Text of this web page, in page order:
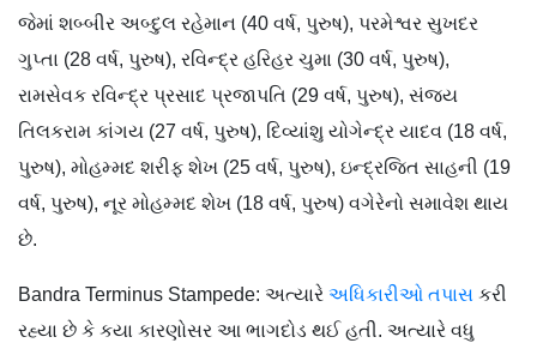
જેમાં શબ્બીર અબ્દુલ રહેમાન (40 વર્ષ, પુરુષ), પરમેશ્વર સુખદર
ગુપ્તા (28 વર્ષ, પુરુષ), રવિન્દ્ર હરિહર ચુમા (30 વર્ષ, પુરુષ),
રામસેવક રવિન્દ્ર પ્રસાદ પ્રજાપતિ (29 વર્ષ, પુરુષ), સંજય
તિલકરામ કાંગય (27 વર્ષ, પુરુષ), દિવ્યાંશુ યોગેન્દ્ર યાદવ (18 વર્ષ,
પુરુષ), મોહમ્મદ શરીફ શેખ (25 વર્ષ, પુરુષ), ઇન્દ્રજિત સાહની (19
વર્ષ, પુરુષ), નૂર મોહમ્મદ શેખ (18 વર્ષ, પુરુષ) વગેરેનો સમાવેશ થાય
છે.
Bandra Terminus Stampede: અત્યારે અધિકારીઓ તપાસ કરી
રહ્યા છે કે કયા કારણોસર આ ભાગદોડ થઈ હતી. અત્યારે વધુ